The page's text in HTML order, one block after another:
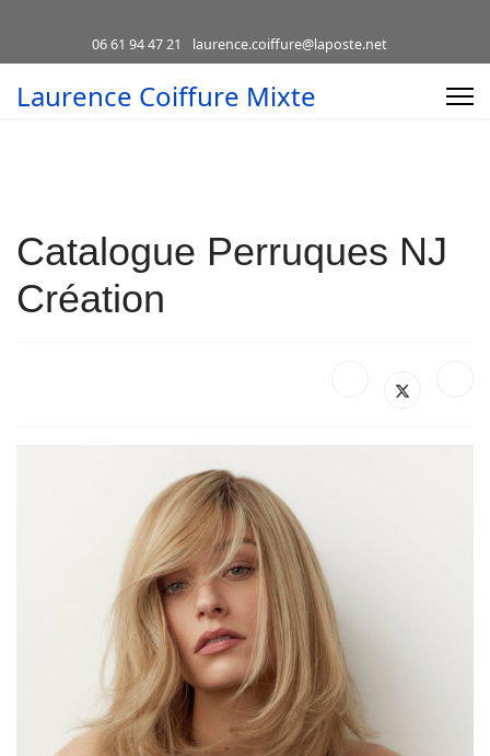
06 61 94 47 21 laurence.coiffure@laposte.net
Laurence Coiffure Mixte
Catalogue Perruques NJ
Création